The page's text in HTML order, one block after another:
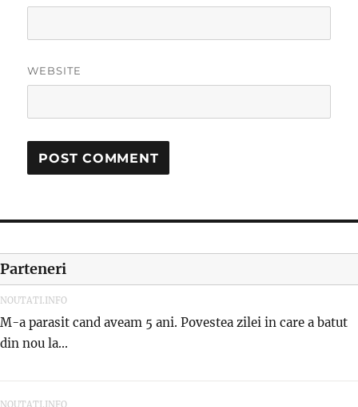
WEBSITE
Parteneri
NOUTATI.INFO
M-a parasit cand aveam 5 ani. Povestea zilei in care a batut
din nou la...
NOUTATI.INFO